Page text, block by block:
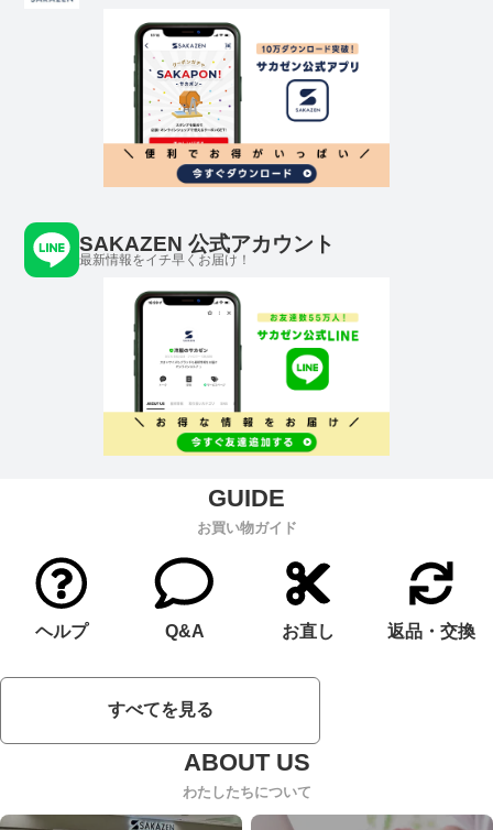
SAKAZEN 公式アカウント
最新情報をイチ早くお届け！
お買い物ガイド
ヘルプ Q&A お直し 返品・交換
すべてを見る
わたしたちについて